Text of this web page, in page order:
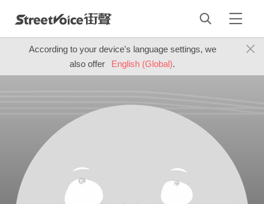
According to your device's language settings, we
also offer
English (Global).